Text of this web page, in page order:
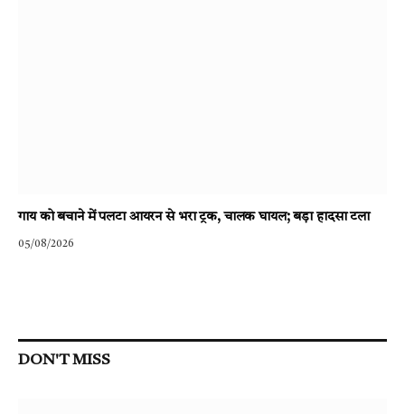
गाय को बचाने में पलटा आयरन से भरा ट्रक, चालक घायल; बड़ा हादसा टला
05/08/2026
DON'T MISS